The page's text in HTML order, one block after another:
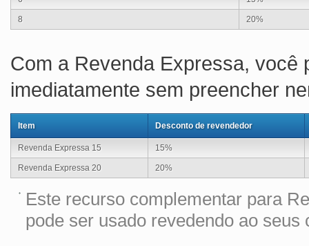
8 20%
Com a Revenda Expressa, você
imediatamente sem preencher
Item Desconto de revendedor
Revenda Expressa 15 15%
Revenda Expressa 20 20%
Este recurso complementar para
pode ser usado revedendo ao seus